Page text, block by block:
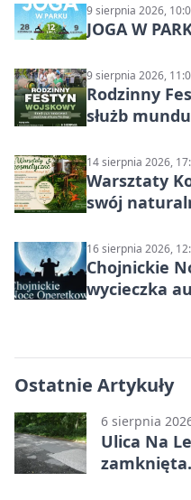
9 sierpnia 2026,
JOGA W
9 sierpnia 2026,
Rodzinny
służb
14 sierpnia 2026,
Warsztaty
swój
16 sierpnia 2026,
Chojnickie
wycieczka
Ostatnie Artykuły
6 sierpnia
Ulica Na